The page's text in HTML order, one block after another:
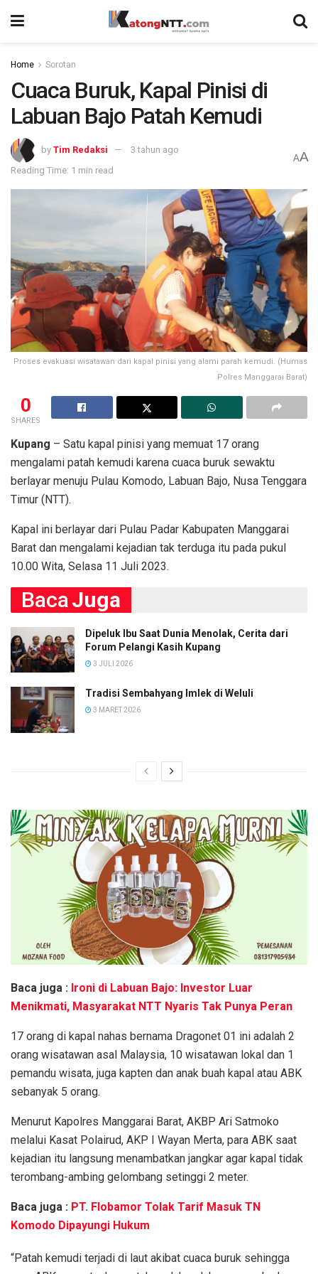
Home Sorotan
Cuaca Buruk, Kapal Pinisi di
Labuan Bajo Patah Kemudi
by Tim Redaksi
3 tahun ago
Reading Time: 1 min read
AA
Proses evakuasi wisatawan dari kapal pinisi yang alami parah kemudi. (Humas
Polres Manggarai Barat)
0
SHARES
Kupang – Satu kapal pinisi yang memuat 17 orang
mengalami patah kemudi karena cuaca buruk sewaktu
berlayar menuju Pulau Komodo, Labuan Bajo, Nusa Tenggara
Timur (NTT).
Kapal ini berlayar dari Pulau Padar Kabupaten Manggarai
Barat dan mengalami kejadian tak terduga itu pada pukul
10.00 Wita, Selasa 11 Juli 2023.
BacaJuga
Dipeluk Ibu Saat Dunia Menolak, Cerita dari
Forum Pelangi Kasih Kupang
3 JULI 2026
Tradisi Sembahyang Imlek di Weluli
3 MARET 2026
Baca juga : Ironi di Labuan Bajo: Investor Luar
Menikmati, Masyarakat NTT Nyaris Tak Punya Peran
17 orang di kapal nahas bernama Dragonet 01 ini adalah 2
orang wisatawan asal Malaysia, 10 wisatawan lokal dan 1
pemandu wisata, juga kapten dan anak buah kapal atau ABK
sebanyak 5 orang.
Menurut Kapolres Manggarai Barat, AKBP Ari Satmoko
melalui Kasat Polairud, AKP I Wayan Merta, para ABK saat
kejadian itu langsung menambatkan jangkar agar kapal tidak
terombang-ambing gelombang setinggi 2 meter.
Baca juga : PT. Flobamor Tolak Tarif Masuk TN
Komodo Dipayungi Hukum
“Patah kemudi terjadi di laut akibat cuaca buruk sehingga